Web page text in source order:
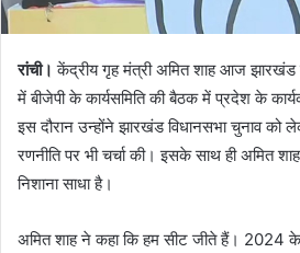
रांची। केंद्रीय गृह मंत्री अमित शाह आज झारखंड
में बीजेपी के कार्यसमिति की बैठक में प्रदेश के
इस दौरान उन्होंने झारखंड विधानसभा चुनाव को
रणनीति पर भी चर्चा की। इसके साथ ही अमित
निशाना साधा है।
अमित शाह ने कहा कि हम सीट जीते हैं। 2024 के